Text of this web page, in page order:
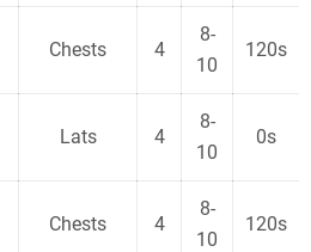
Chests 4
8-
10
120s
Lats 4
8-
10
0s
Chests 4
8-
10
120s